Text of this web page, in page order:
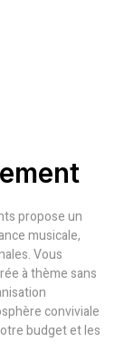
propose un
musicale,
Vous
à thème sans
conviviale
budget et les